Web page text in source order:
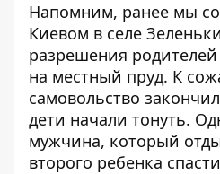
Напомним, ранее мы
Киевом в селе
разрешения
на местный пруд. К
самовольство
дети начали тонуть.
мужчина, который
второго ребенка